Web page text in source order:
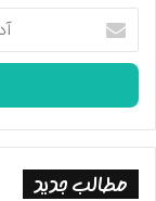
پایان پیام/غ
آدرس
ایمیل
خود
وارد
کنید
مطالب جدید